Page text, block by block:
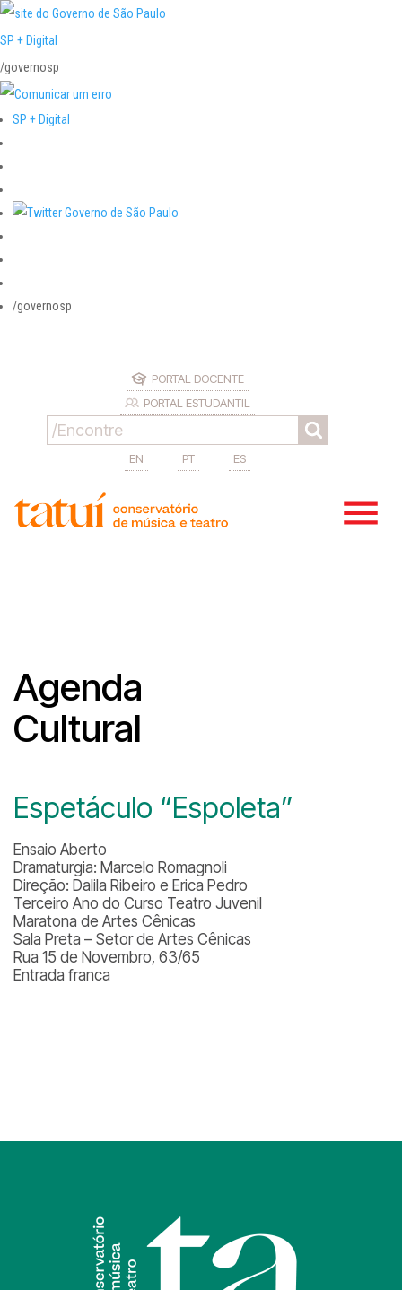
SP + Digital
/governosp
SP + Digital
/governosp
PORTAL DOCENTE
PORTAL ESTUDANTIL
EN PT ES
Agenda
Cultural
Espetáculo “Espoleta”
Ensaio Aberto
Dramaturgia: Marcelo Romagnoli
Direção: Dalila Ribeiro e Erica Pedro
Terceiro Ano do Curso Teatro Juvenil
Maratona de Artes Cênicas
Sala Preta – Setor de Artes Cênicas
Rua 15 de Novembro, 63/65
Entrada franca